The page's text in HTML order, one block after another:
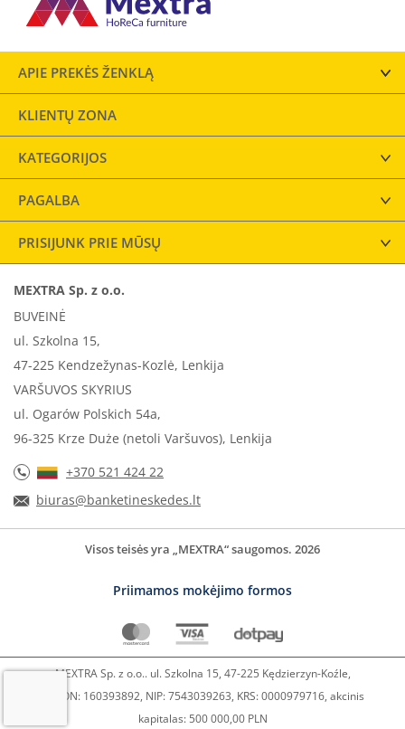
APIE PREKĖS ŽENKLĄ
KLIENTŲ ZONA
KATEGORIJOS
PAGALBA
PRISIJUNK PRIE MŪSŲ
MEXTRA Sp. z o.o.
BUVEINĖ
ul. Szkolna 15,
47-225 Kendzežynas-Kozlė, Lenkija
VARŠUVOS SKYRIUS
ul. Ogarów Polskich 54a,
96-325 Krze Duże (netoli Varšuvos), Lenkija
+370 521 424 22
biuras@banketineskedes.lt
Visos teisės yra „MEXTRA“ saugomos. 2026
Priimamos mokėjimo formos
MEXTRA Sp. z o.o.. ul. Szkolna 15, 47-225 Kędzierzyn-Koźle,
REGON: 160393892, NIP: 7543039263, KRS: 0000979716, akcinis
kapitalas: 500 000,00 PLN